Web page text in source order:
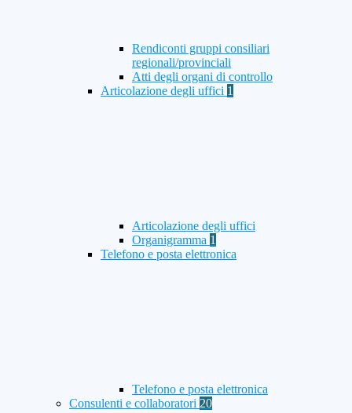
Rendiconti gruppi consiliari
regionali/provinciali
Atti degli organi di controllo
Articolazione degli uffici 1
Articolazione degli uffici
Organigramma 1
Telefono e posta elettronica
Telefono e posta elettronica
Consulenti e collaboratori 20